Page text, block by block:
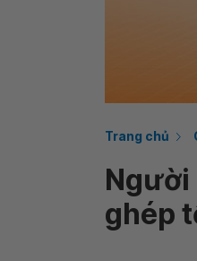
Trang chủ
Người
ghép